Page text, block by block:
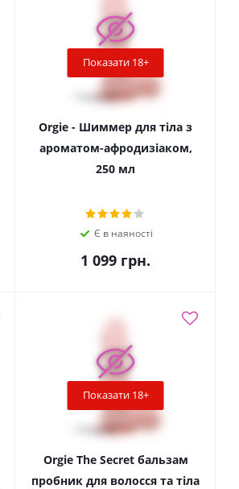
Показати 18+
Orgie - Шиммер для тіла з
ароматом-афродизіаком,
250 мл
Є в наяності
1 099 грн.
Показати 18+
Orgie The Secret бальзам
пробник для волосся та тіла